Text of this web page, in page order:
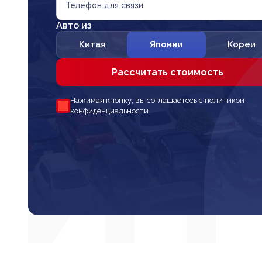
Телефон для связи
Авто из
Китая Японии Кореи
Рассчитать стоимость
Нажимая кнопку, вы соглашаетесь с политикой
конфиденциальности